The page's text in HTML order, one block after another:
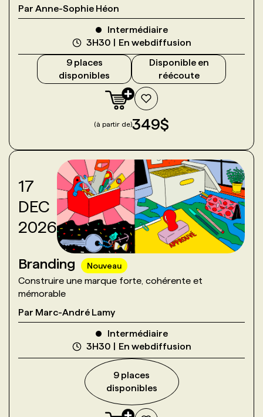
Par Anne-Sophie Héon
Intermédiaire
3H30
En webdiffusion
9places
disponibles
Disponible en
réécoute
(à partir de)349$
17
DEC
2026
Branding Nouveau
Construire une marque forte, cohérente et
mémorable
Par Marc-André Lamy
Intermédiaire
3H30
En webdiffusion
9 places
disponibles